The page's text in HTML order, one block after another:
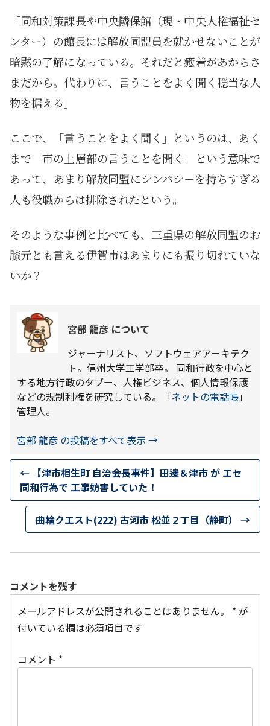
「同和対策課長や中央隣保館（現・中央人権福祉セ
ンター）の館長には解放同盟員を就かせないことが
暗黙の了解になっている。それだと癒着があからさ
まだから。代わりに、言うことをよく聞く穏当な人
物を据える」
ここで、「言うことをよく聞く」というのは、あく
まで「市の上層部の言うことを聞く」という意味で
あって、あまり解放同盟にシンパシーを持ちすぎる
人も役職からは排除されたという。
そのような事例と比べても、三重県の解放同盟のお
膝元とも言える伊賀市はあまりにも振り切れていな
いか？
宮部 龍彦 について
ジャーナリスト、ソフトウェアアーキテク
ト。信州大学工学部卒。 同和行政を中心と
する地方行政のタブー、人権ビジネス、個人情報保護
などの規制利権を研究している。「ネットの電話帳」
管理人。
宮部 龍彦 の投稿をすべて表示 →
← 【津市相生町 自治会長事件】田邊＆津市 が エセ
同和行為で 工事妨害していた！
曲輪クエスト(222) 古河市 松並２丁目（静町） →
コメントを残す
メールアドレスが公開されることはありません。
*が
付いている欄は必須項目です
コメント *